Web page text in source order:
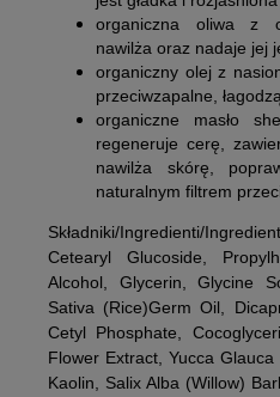
organiczna oliwa z
nawilża oraz nadaje jej
organiczny olej z
przeciwzapalne,
organiczne masło
regeneruje cerę,
nawilża skórę,
naturalnym filtrem
Składniki/Ingredienti/
Cetearyl Glucoside,
Alcohol, Glycerin, Glycine
Sativa (Rice)Germ Oil,
Cetyl Phosphate,
Flower Extract, Yucca
Kaolin, Salix Alba (Willow)